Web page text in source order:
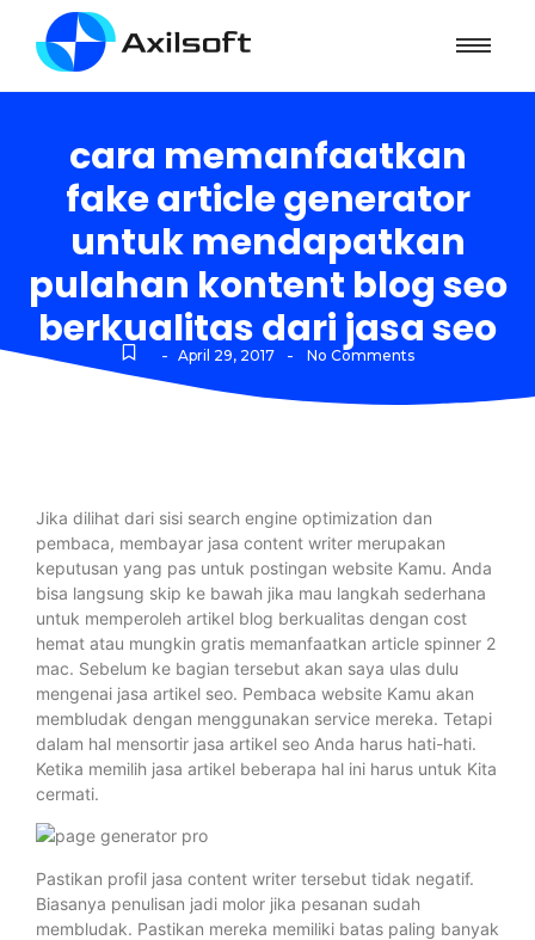
cara memanfaatkan
fake article generator
untuk mendapatkan
pulahan kontent blog seo
berkualitas dari jasa seo
- April 29, 2017 - No Comments
Jika dilihat dari sisi search engine optimization dan
pembaca, membayar jasa content writer merupakan
keputusan yang pas untuk postingan website Kamu. Anda
bisa langsung skip ke bawah jika mau langkah sederhana
untuk memperoleh artikel blog berkualitas dengan cost
hemat atau mungkin gratis memanfaatkan article spinner 2
mac. Sebelum ke bagian tersebut akan saya ulas dulu
mengenai jasa artikel seo. Pembaca website Kamu akan
membludak dengan menggunakan service mereka. Tetapi
dalam hal mensortir jasa artikel seo Anda harus hati-hati.
Ketika memilih jasa artikel beberapa hal ini harus untuk Kita
cermati.
Pastikan profil jasa content writer tersebut tidak negatif.
Biasanya penulisan jadi molor jika pesanan sudah
membludak. Pastikan mereka memiliki batas paling banyak